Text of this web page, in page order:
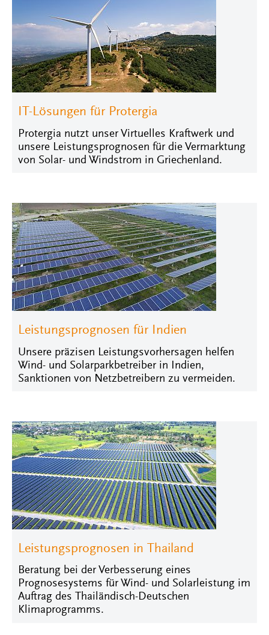
IT-Lösungen für Protergia
Protergia nutzt unser Virtuelles Kraftwerk und
unsere Leistungsprognosen für die Vermarktung
von Solar- und Windstrom in Griechenland.
Leistungsprognosen für Indien
Unsere präzisen Leistungsvorhersagen helfen
Wind- und Solarparkbetreiber in Indien,
Sanktionen von Netzbetreibern zu vermeiden.
Leistungsprognosen in Thailand
Beratung bei der Verbesserung eines
Prognosesystems für Wind- und Solarleistung im
Auftrag des Thailändisch-Deutschen
Klimaprogramms.